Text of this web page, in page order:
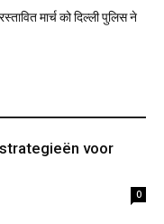
मार्च को दिल्ली पुलिस ने
voor
0